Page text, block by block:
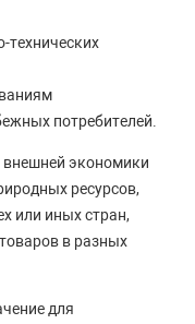
технических
потребителей.
внешней экономики
ресурсов,
или иных стран,
в разных
для